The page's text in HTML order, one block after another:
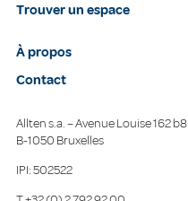
Trouver un espace
À propos
Contact
Allten s.a. – Avenue Louise 162 b8
B-1050 Bruxelles
IPI: 502522